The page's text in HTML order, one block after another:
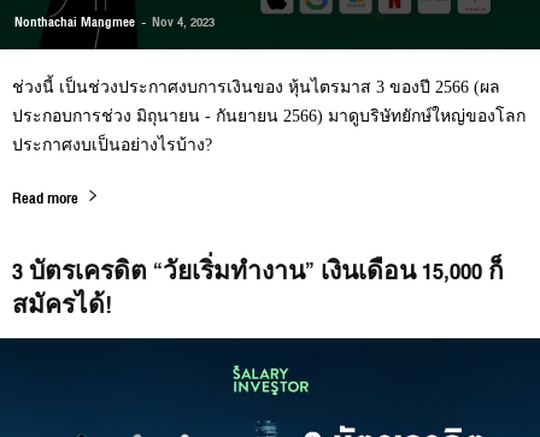
Nonthachai Mangmee - Nov 4, 2023
ช่วงนี้ เป็นช่วงประกาศงบการเงินของ หุ้นไตรมาส 3 ของปี 2566 (ผล
ประกอบการช่วง มิถุนายน - กันยายน 2566) มาดูบริษัทยักษ์ใหญ่ของโลก
ประกาศงบเป็นอย่างไรบ้าง?
Read more
3 บัตรเครดิต “วัยเริ่มทำงาน” เงินเดือน 15,000 ก็
สมัครได้!